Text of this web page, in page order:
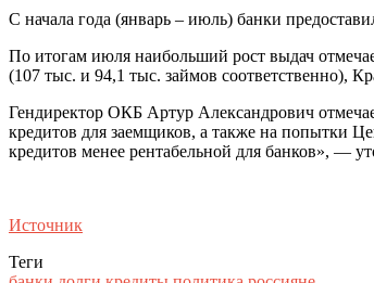
С начала года (январь – июль) банки
По итогам июля наибольший рост выдач
(107 тыс. и 94,1 тыс. займов соответственно),
Гендиректор ОКБ Артур Александрович
кредитов для заемщиков, а также на попытки
кредитов менее рентабельной для банков», —
Источник
Теги